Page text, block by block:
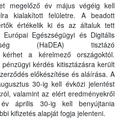
megelőző év május végéig kell
kialakított felületre. A beadott
értékelik ki és az általuk tett
Egészségügyi és Digitális
(HaDEA) tisztázó
kérhet a kérelmező országoktól.
kérdés kitisztázásra került
előkészítése és aláírása. A
30-ig kell évközi jelentést
valamint az elért eredményekről
április 30-ig kell benyújtania
kifizetés alapját fogja jelenteni.